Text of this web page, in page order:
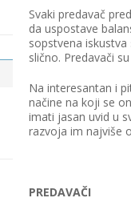
Svaki predavač
da uspostave
sopstvena
slično. Predavači
Na interesantan i
načine na koji se
imati jasan uvid u
razvoja im najviše
PREDAVAČI